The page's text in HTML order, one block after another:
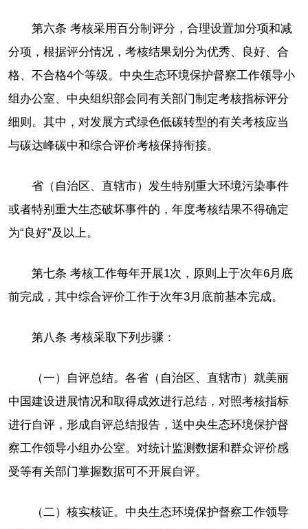
第六条 考核采用百分制评分，合理设置加分项和减
分项，根据评分情况，考核结果划分为优秀、良好、合
格、不合格4个等级。中央生态环境保护督察工作领导小
组办公室、中央组织部会同有关部门制定考核指标评分
细则。其中，对发展方式绿色低碳转型的有关考核应当
与碳达峰碳中和综合评价考核保持衔接。
省（自治区、直辖市）发生特别重大环境污染事件
或者特别重大生态破坏事件的，年度考核结果不得确定
为“良好”及以上。
第七条 考核工作每年开展1次，原则上于次年6月底
前完成，其中综合评价工作于次年3月底前基本完成。
第八条 考核采取下列步骤：
（一）自评总结。各省（自治区、直辖市）就美丽
中国建设进展情况和取得成效进行总结，对照考核指标
进行自评，形成自评总结报告，送中央生态环境保护督
察工作领导小组办公室。对统计监测数据和群众评价感
受等有关部门掌握数据可不开展自评。
（二）核实核证。中央生态环境保护督察工作领导